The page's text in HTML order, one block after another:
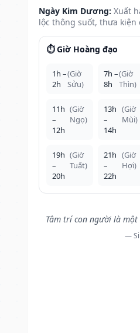
Ngày Kim Dương: Xuất
lộc thông suốt, thưa kiện
⏱️ Giờ Hoàng đạo
1h –
2h
(Giờ
Sửu)
7h –
8h
(Giờ
Thìn)
11h
–
12h
(Giờ
Ngọ)
13h
–
14h
(Giờ
Mùi)
19h
–
20h
(Giờ
Tuất)
21h
–
22h
(Giờ
Hợi)
Tâm trí con người là
—